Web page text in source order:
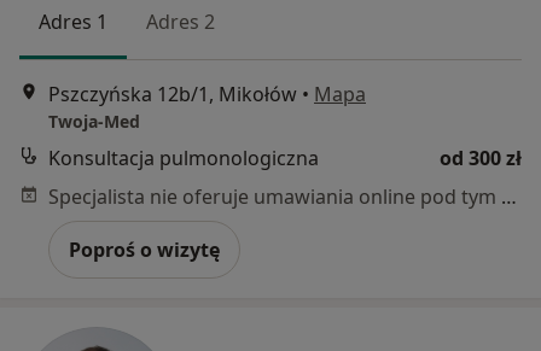
Adres 1 Adres 2
Pszczyńska 12b/1, Mikołów • Mapa
Twoja-Med
Konsultacja pulmonologiczna
od 300 zł
Specjalista nie oferuje umawiania online pod tym adresem.
Poproś o wizytę